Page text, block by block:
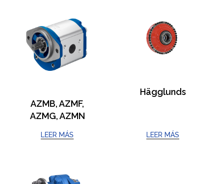
AZMB, AZMF,
AZMG, AZMN
LEER MÁS
Hägglunds
LEER MÁS